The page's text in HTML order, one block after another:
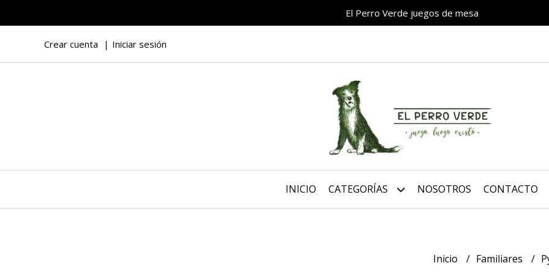
El Perro Verde juegos de mesa
Crear cuenta Iniciar sesión
INICIO CATEGORÍAS NOSOTROS CONTACTO
Inicio Familiares